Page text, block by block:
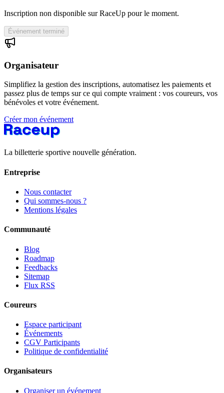
Inscription non disponible sur RaceUp pour le moment.
Événement terminé
Organisateur
Simplifiez la gestion des inscriptions, automatisez les paiements et
passez plus de temps sur ce qui compte vraiment : vos coureurs, vos
bénévoles et votre événement.
Créer mon événement
La billetterie sportive nouvelle génération.
Entreprise
Nous contacter
Qui sommes-nous ?
Mentions légales
Communauté
Blog
Roadmap
Feedbacks
Sitemap
Flux RSS
Coureurs
Espace participant
Événements
CGV Participants
Politique de confidentialité
Organisateurs
Organiser un événement